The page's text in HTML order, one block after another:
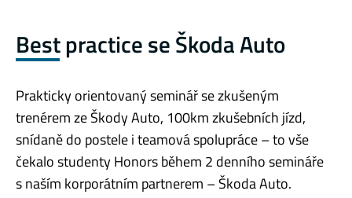
Best practice se Škoda Auto
Prakticky orientovaný seminář se zkušeným
trenérem ze Škody Auto, 100km zkušebních jízd,
snídaně do postele i teamová spolupráce – to vše
čekalo studenty Honors během 2 denního semináře
s naším korporátním partnerem – Škoda Auto.